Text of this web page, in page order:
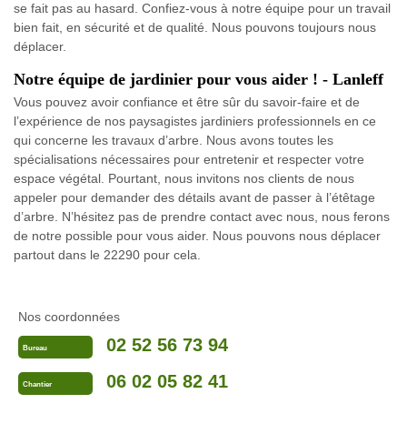
se fait pas au hasard. Confiez-vous à notre équipe pour un travail
bien fait, en sécurité et de qualité. Nous pouvons toujours nous
déplacer.
Notre équipe de jardinier pour vous aider ! - Lanleff
Vous pouvez avoir confiance et être sûr du savoir-faire et de
l’expérience de nos paysagistes jardiniers professionnels en ce
qui concerne les travaux d’arbre. Nous avons toutes les
spécialisations nécessaires pour entretenir et respecter votre
espace végétal. Pourtant, nous invitons nos clients de nous
appeler pour demander des détails avant de passer à l’étêtage
d’arbre. N’hésitez pas de prendre contact avec nous, nous ferons
de notre possible pour vous aider. Nous pouvons nous déplacer
partout dans le 22290 pour cela.
Nos coordonnées
Bureau 02 52 56 73 94
Chantier 06 02 05 82 41